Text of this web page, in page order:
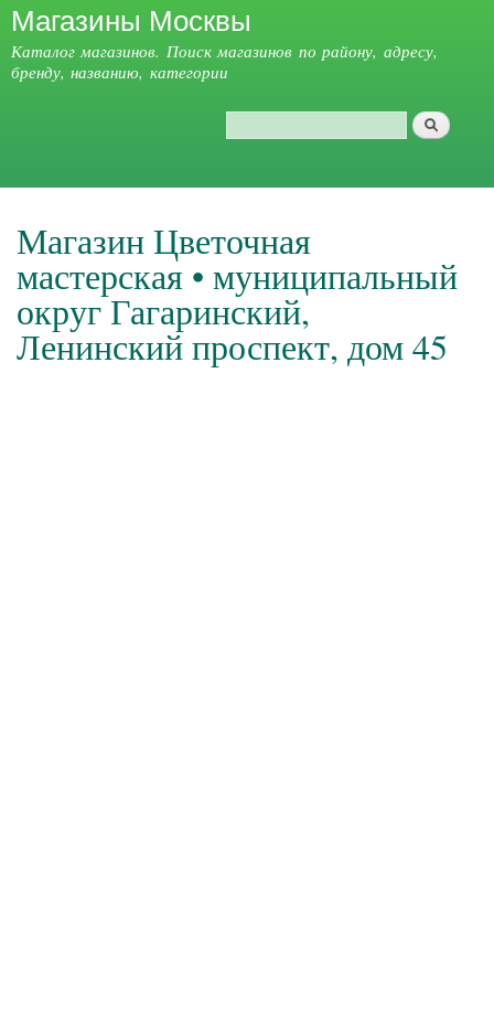
Перейти к
основному
содержанию
Магазины Москвы
Каталог магазинов. Поиск магазинов по району, адресу,
бренду, названию, категории
Магазин Цветочная
мастерская • муниципальный
округ Гагаринский,
Ленинский проспект, дом 45